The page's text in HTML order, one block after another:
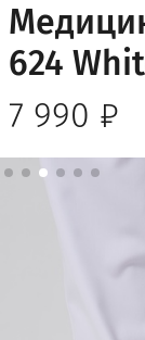
624
7 990 ₽